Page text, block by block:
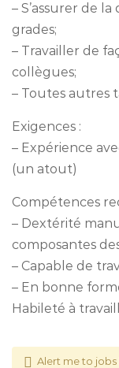
– S’assurer de
grades;
– Travailler de
collègues;
– Toutes autres
Exigences :
– Expérience
(un atout)
Compétences
– Dextérité
composantes
– Capable de
– En bonne
Habileté à
Alert me to jobs